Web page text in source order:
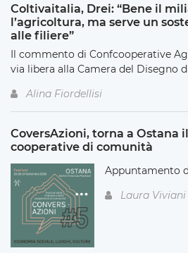
Coltivaitalia, Drei: “Bene il
l’agricoltura, ma serve un
alle filiere”
Il commento di Confcooperative
via libera alla Camera del Disegno
Alina Fiordellisi
CoversAzioni, torna a Ostana
cooperative di comunità
Appuntamento
Laura Viviani